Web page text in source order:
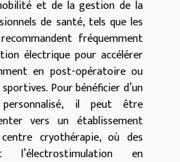
et de la gestion de la
de santé, tels que les
fréquemment
électrique pour accélérer
en post-opératoire ou
Pour bénéficier d’un
personnalisé, il peut être
vers un établissement
cryothérapie, où des
l’électrostimulation en